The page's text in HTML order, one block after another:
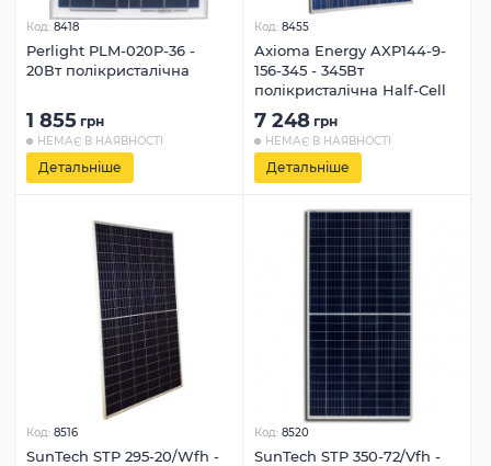
Код: 8418
Perlight PLM-020P-36 -
20Вт полікристалічна
1 855 грн
НЕМАЄ В НАЯВНОСТІ
Детальніше
Код: 8455
Axioma Energy AXP144-9-
156-345 - 345Вт
полікристалічна Half-Cell
7 248 грн
НЕМАЄ В НАЯВНОСТІ
Детальніше
Код: 8516
SunTech STP 295-20/Wfh -
Код: 8520
SunTech STP 350-72/Vfh -